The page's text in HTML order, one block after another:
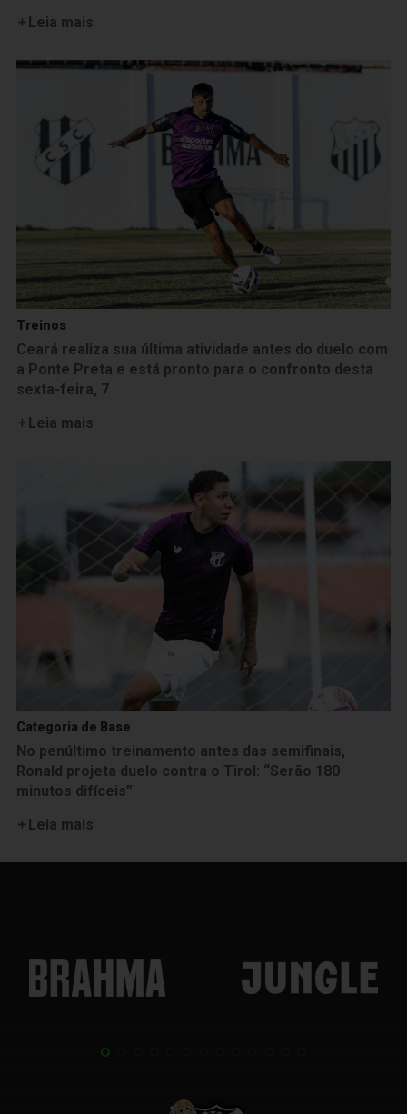
Leia mais
Treinos
Ceará realiza sua última atividade antes do duelo com
a Ponte Preta e está pronto para o confronto desta
sexta-feira, 7
Leia mais
Categoria de Base
No penúltimo treinamento antes das semifinais,
Ronald projeta duelo contra o Tirol: “Serão 180
minutos difíceis”
Leia mais